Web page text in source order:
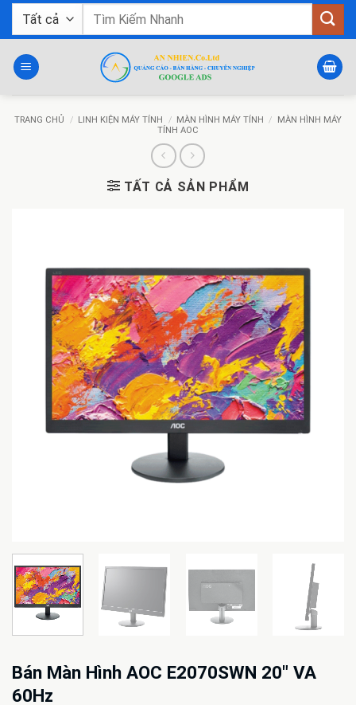
Bỏ
dung
Tìm
TRANG CHỦ / LINH KIỆN MÁY TÍNH / MÀN HÌNH MÁY TÍNH /
MÀN HÌNH MÁY
TÍNH AOC
TẤT CẢ SẢN PHẨM
Bán Màn Hình AOC E2070SWN 20″ VA
60Hz